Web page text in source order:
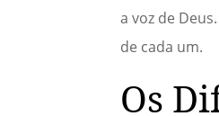
a voz de
de cada um.
Os